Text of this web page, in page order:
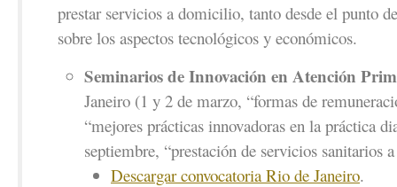
prestar servicios a domicilio, tanto desde el punto
sobre los aspectos tecnológicos y económicos.
Seminarios de Innovación en Atención
Janeiro (1 y 2 de marzo, “formas de
“mejores prácticas innovadoras en la práctica
septiembre, “prestación de servicios sanitarios
Descargar convocatoria Rio de Janeiro.